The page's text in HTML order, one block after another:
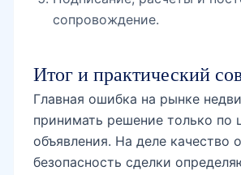
сопровождение.
Итог и практический
Главная ошибка на рынке
принимать решение только по
объявления. На деле качество
безопасность сделки